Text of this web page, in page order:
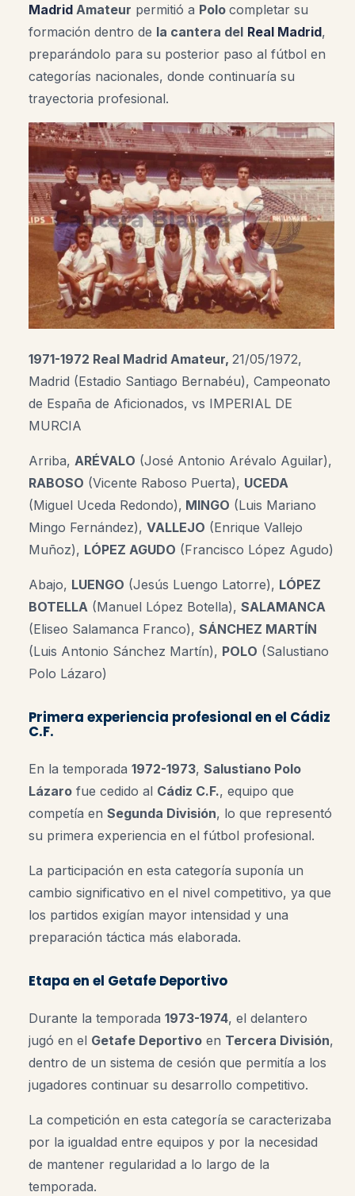
Madrid Amateur permitió a Polo completar su
formación dentro de la cantera del Real Madrid,
preparándolo para su posterior paso al fútbol en
categorías nacionales, donde continuaría su
trayectoria profesional.
1971-1972 Real Madrid Amateur, 21/05/1972,
Madrid (Estadio Santiago Bernabéu), Campeonato
de España de Aficionados, vs IMPERIAL DE
MURCIA
Arriba, ARÉVALO (José Antonio Arévalo Aguilar),
RABOSO (Vicente Raboso Puerta), UCEDA
(Miguel Uceda Redondo), MINGO (Luis Mariano
Mingo Fernández), VALLEJO (Enrique Vallejo
Muñoz), LÓPEZ AGUDO (Francisco López Agudo)
Abajo, LUENGO (Jesús Luengo Latorre), LÓPEZ
BOTELLA (Manuel López Botella), SALAMANCA
(Eliseo Salamanca Franco), SÁNCHEZ MARTÍN
(Luis Antonio Sánchez Martín), POLO (Salustiano
Polo Lázaro)
Primera experiencia profesional en el Cádiz
C.F.
En la temporada 1972-1973, Salustiano Polo
Lázaro fue cedido al Cádiz C.F., equipo que
competía en Segunda División, lo que representó
su primera experiencia en el fútbol profesional.
La participación en esta categoría suponía un
cambio significativo en el nivel competitivo, ya que
los partidos exigían mayor intensidad y una
preparación táctica más elaborada.
Etapa en el Getafe Deportivo
Durante la temporada 1973-1974, el delantero
jugó en el Getafe Deportivo en Tercera División,
dentro de un sistema de cesión que permitía a los
jugadores continuar su desarrollo competitivo.
La competición en esta categoría se caracterizaba
por la igualdad entre equipos y por la necesidad
de mantener regularidad a lo largo de la
temporada.